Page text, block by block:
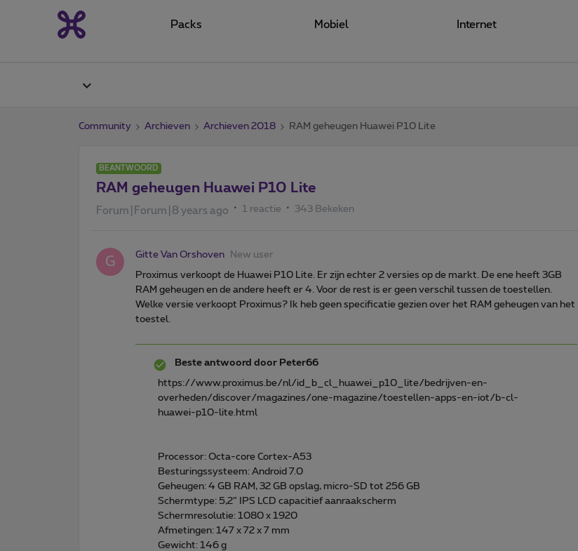
Packs Mobiel Internet
Community Archieven Archieven 2018 RAM geheugen Huawei P10 Lite
BEANTWOORD
RAM geheugen Huawei P10 Lite
Forum|Forum|8 years ago 1 reactie 343 Bekeken
G Gitte Van Orshoven New user
Proximus verkoopt de Huawei P10 Lite. Er zijn echter 2 versies op de markt. De ene heeft 3GB
RAM geheugen en de andere heeft er 4. Voor de rest is er geen verschil tussen de toestellen.
Welke versie verkoopt Proximus? Ik heb geen specificatie gezien over het RAM geheugen van het
toestel.
Beste antwoord door Peter66
https://www.proximus.be/nl/id_b_cl_huawei_p10_lite/bedrijven-en-
overheden/discover/magazines/one-magazine/toestellen-apps-en-iot/b-cl-
huawei-p10-lite.html
Processor: Octa-core Cortex-A53
Besturingssysteem: Android 7.0
Geheugen: 4 GB RAM, 32 GB opslag, micro-SD tot 256 GB
Schermtype: 5,2” IPS LCD capacitief aanraakscherm
Schermresolutie: 1080 x 1920
Afmetingen: 147 x 72 x 7 mm
Gewicht: 146 g